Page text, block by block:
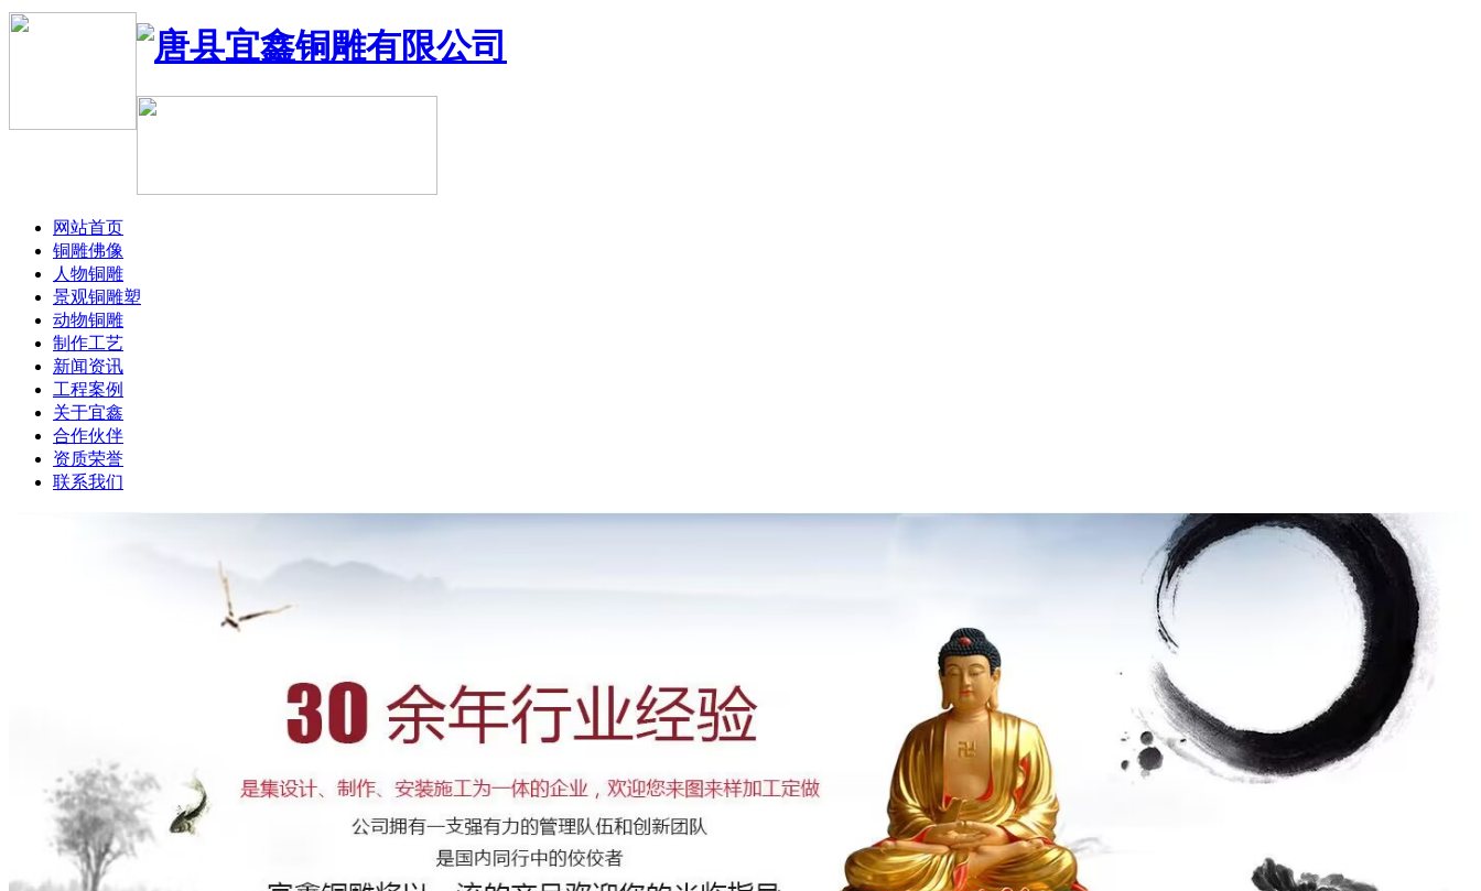
网站首页
铜雕佛像
人物铜雕
景观铜雕塑
动物铜雕
制作工艺
新闻资讯
工程案例
关于宜鑫
合作伙伴
资质荣誉
联系我们